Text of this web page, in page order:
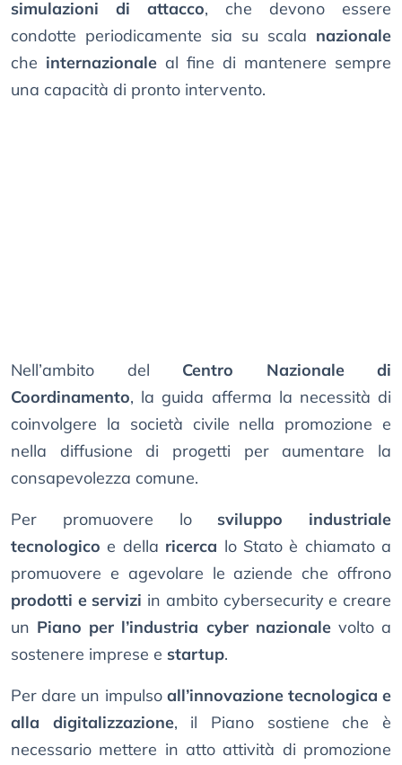
simulazioni di attacco, che devono essere
condotte periodicamente sia su scala nazionale
che internazionale al fine di mantenere sempre
una capacità di pronto intervento.
Nell’ambito del Centro Nazionale di
Coordinamento, la guida afferma la necessità di
coinvolgere la società civile nella promozione e
nella diffusione di progetti per aumentare la
consapevolezza comune.
Per promuovere lo sviluppo industriale
tecnologico e della ricerca lo Stato è chiamato a
promuovere e agevolare le aziende che offrono
prodotti e servizi in ambito cybersecurity e creare
un Piano per l’industria cyber nazionalevolto a
sostenere imprese e startup.
Per dare un impulso all’innovazione tecnologica e
alla digitalizzazione, il Piano sostiene che è
necessario mettere in atto attività di promozione